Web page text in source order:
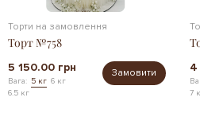
Торти на замовлення
Торт №758
5 150.00 грн
Вага: 5 кг 6 кг
6.5 кг
Замовити 4
7